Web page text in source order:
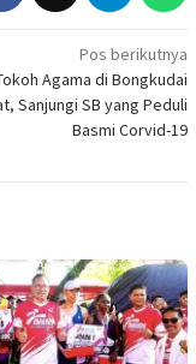
Pos berikutnya
Agama di Bongkudai
Sanjungi SB yang Peduli
Basmi Corvid-19